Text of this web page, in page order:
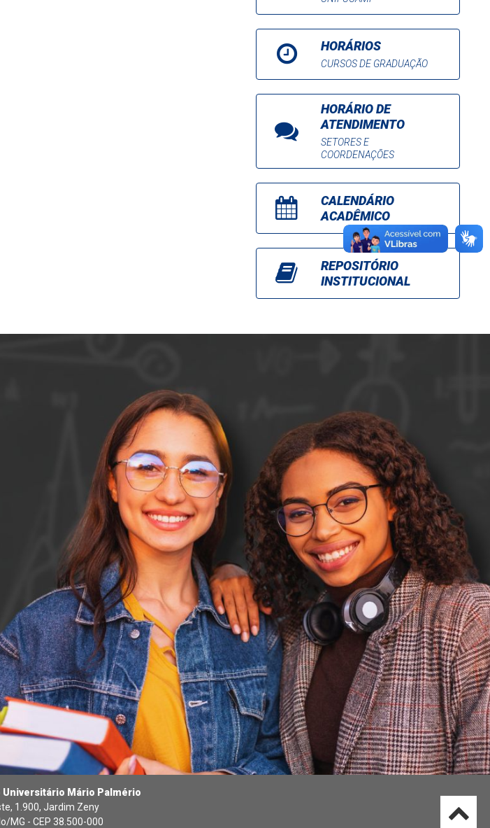
HORÁRIOS
CURSOS DE GRADUAÇÃO
HORÁRIO DE
ATENDIMENTO
SETORES E
COORDENAÇÕES
CALENDÁRIO
ACADÊMICO
REPOSITÓRIO
INSTITUCIONAL
Universitário Mário Palmério
1.900, Jardim Zeny
MG - CEP 38.500-000